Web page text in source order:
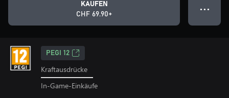
KAUFEN
CHF 69.90+
● ● ●
PEGI 12
Kraftausdrücke
In-Game-Einkäufe